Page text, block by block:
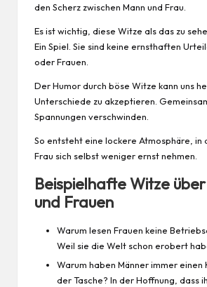
den Scherz zwischen Mann und Frau.
Es ist wichtig, diese Witze als das zu
Ein Spiel. Sie sind keine ernsthaften
oder Frauen.
Der Humor durch böse Witze kann uns
Unterschiede zu akzeptieren.
Spannungen verschwinden.
So entsteht eine lockere Atmosphäre, in
Frau sich selbst weniger ernst nehmen.
Beispielhafte Witze
und Frauen
Warum lesen Frauen keine
Weil sie die Welt schon erobert
Warum haben Männer immer einen
der Tasche? In der Hoffnung, dass